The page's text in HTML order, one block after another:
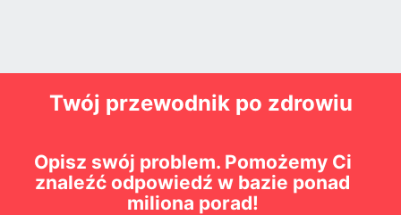
Twój przewodnik po zdrowiu
Opisz swój problem. Pomożemy Ci
znaleźć odpowiedź w bazie ponad
miliona porad!